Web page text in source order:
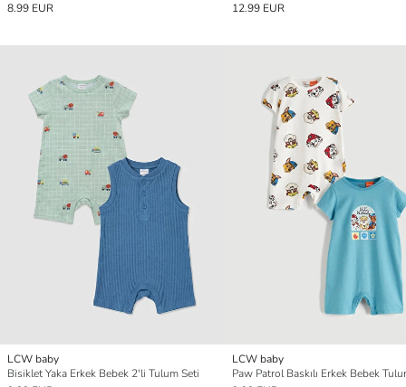
8.99 EUR
12.99 EUR
LCW baby
Bisiklet Yaka Erkek Bebek 2'li Tulum Seti
LCW baby
Paw Patrol Baskılı Erkek Bebek